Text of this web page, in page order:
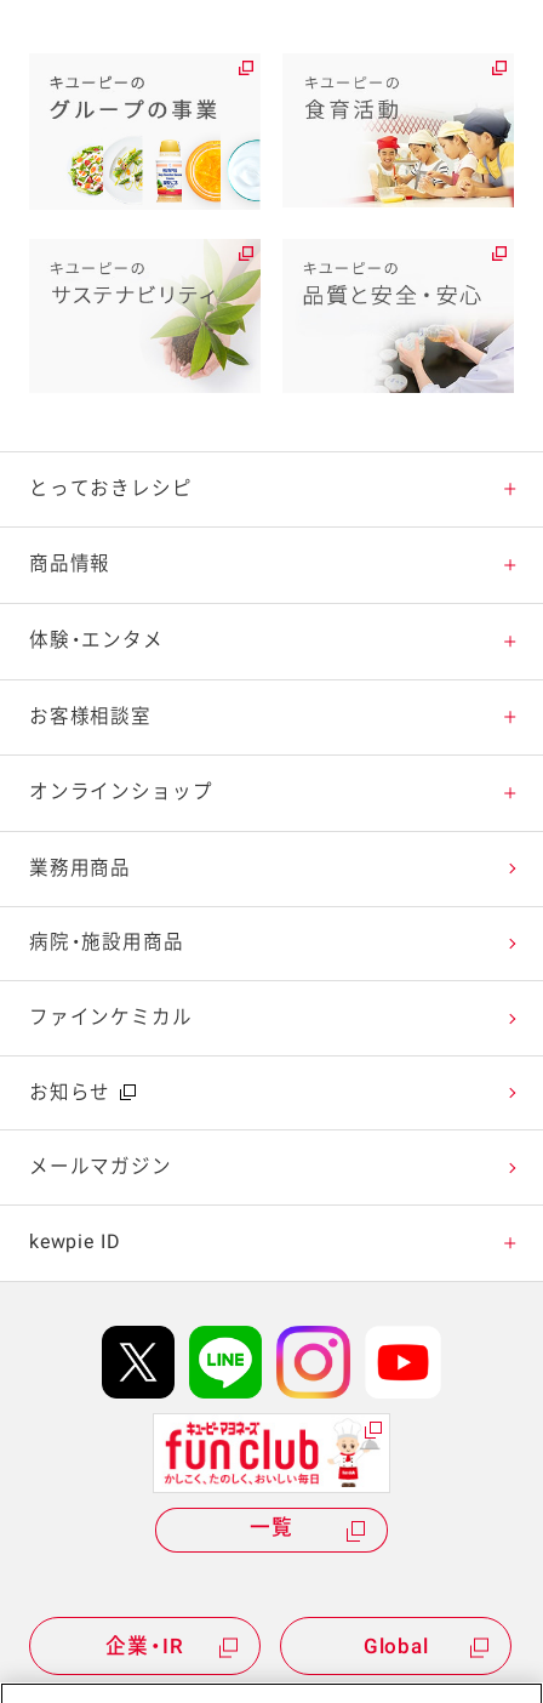
企業・IR Global
とっておきレシピ
とっておきレシピトップ
素材の知識
料理の基本
特集レシピ
レシピランキング
レシピ動画
今日のレシピギャラリー
商品情報
商品情報トップ
新商品・リニューアル品一覧
販売終了商品一覧
体験・エンタメ
体験・エンタメトップ
マヨテラス（見学施設）
オープンキッチン（工場見学）
深谷テラス ヤサイな仲間たちファーム
おたのしみコンテンツ
広告ギャラリー
テレビ・ラジオ
キャンペーン・イベント
お客様相談室
お客様相談室トップ
よくお寄せいただくご質問
お客様の声を活かしました
オンラインショップ
Qummy
キユーピーウエルネス
業務用商品
病院・施設用商品
ファインケミカル
お知らせ
メールマガジン
kewpie ID
Hi! kewpieについて
Qummyについて
一覧